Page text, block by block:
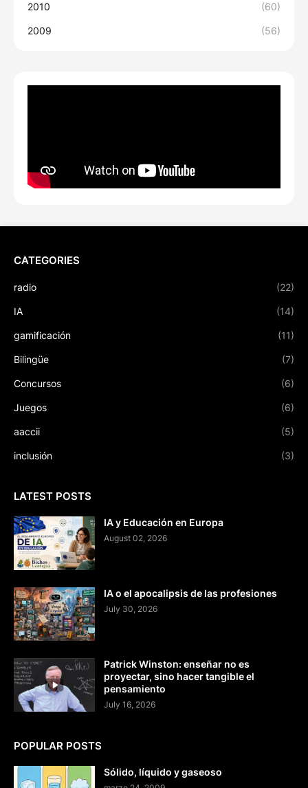
2010 (60)
2009 (56)
CATEGORIES
radio (22)
IA (14)
gamificación (11)
Bilingüe (7)
Concursos (6)
Juegos (6)
aaccii (5)
inclusión (3)
LATEST POSTS
IA y Educación en Europa
August 02, 2026
IA o el apocalipsis de las profesiones
July 30, 2026
Patrick Winston: enseñar no es
proyectar, sino hacer tangible el
pensamiento
July 16, 2026
POPULAR POSTS
Sólido, líquido y gaseoso